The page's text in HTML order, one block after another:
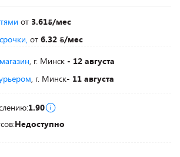
от 3.61 /мес
от 6.32
/мес
, г. Минск - 12 августа
, г. Минск- 11 августа
1.90
Недоступно